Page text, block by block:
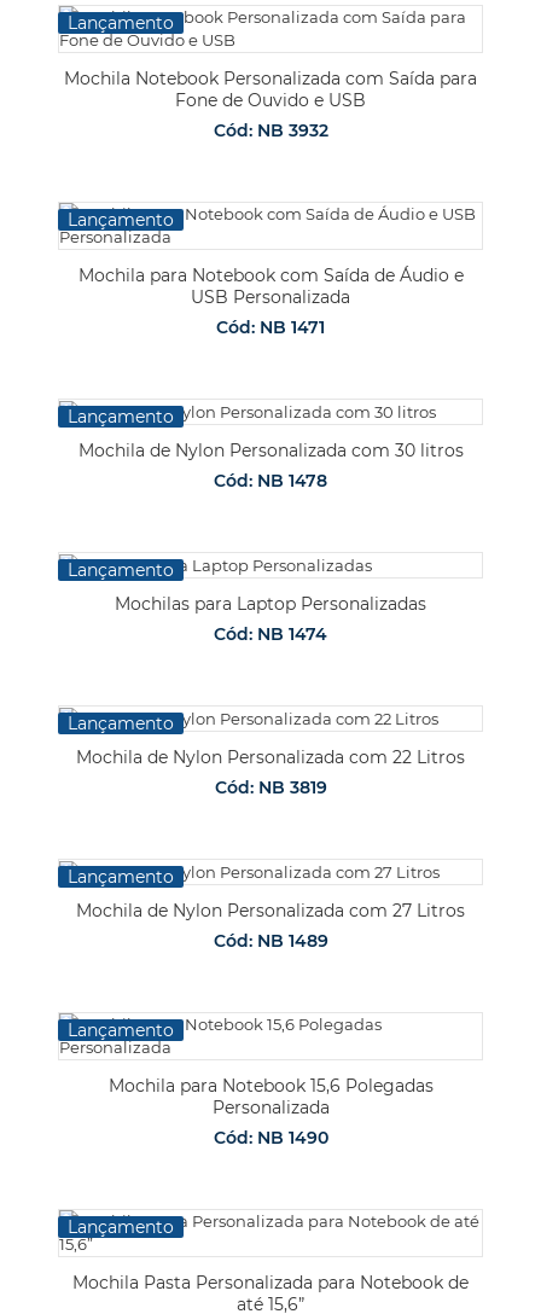
Lançamento
Mochila Notebook Personalizada com Saída para
Fone de Ouvido e USB
Cód: NB 3932
Lançamento
Mochila para Notebook com Saída de Áudio e
USB Personalizada
Cód: NB 1471
Lançamento
Mochila de Nylon Personalizada com 30 litros
Cód: NB 1478
Lançamento
Mochilas para Laptop Personalizadas
Cód: NB 1474
Lançamento
Mochila de Nylon Personalizada com 22 Litros
Cód: NB 3819
Lançamento
Mochila de Nylon Personalizada com 27 Litros
Cód: NB 1489
Lançamento
Mochila para Notebook 15,6 Polegadas
Personalizada
Cód: NB 1490
Lançamento
Mochila Pasta Personalizada para Notebook de
até 15,6”